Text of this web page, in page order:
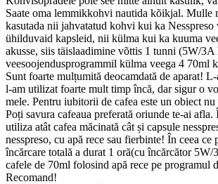
Saate oma lemmikkohvi nautida kõikjal. Mulle
kasutada nii jahvatatud kohvi kui ka Nesspreso
ühilduvaid kapsleid, nii külma kui ka kuuma
akusse, siis täislaadimine võttis 1 tunni (5W/3A
veesoojendusprogrammil külma veega 4 70ml
Sunt foarte mulțumită deocamdată de aparat!
l-am utilizat foarte mult timp încă, dar sigur o
mele. Pentru iubitorii de cafea este un obiect
Poți savura cafeaua preferată oriunde te-ai afla.
utiliza atât cafea măcinată cât și capsule
nesspreso, cu apă rece sau fierbinte! În ceea ce
încărcare totală a durat 1 oră(cu încărcător
cafele de 70ml folosind apă rece pe programul
Recomand!